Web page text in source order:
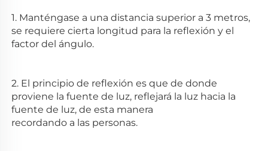
1. Manténgase a una distancia superior a 3 metros,
se requiere cierta longitud para la reflexión y el
factor del ángulo.
2. El principio de reflexión es que de donde
proviene la fuente de luz, reflejará la luz hacia la
fuente de luz, de esta manera
recordando a las personas.